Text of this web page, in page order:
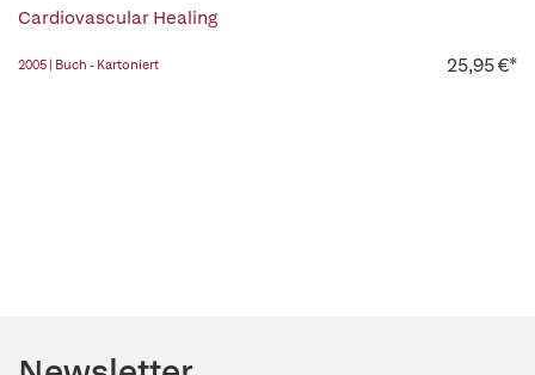
Cardiovascular Healing
2005 | Buch - Kartoniert 25,95 €*